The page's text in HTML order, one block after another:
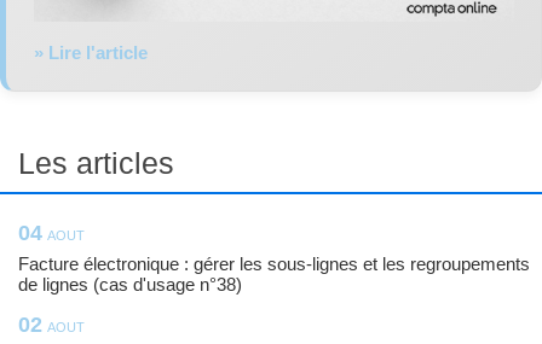
» Lire l'article
Les articles
04 AOUT
Facture électronique : gérer les sous-lignes et les regroupements
de lignes (cas d'usage n°38)
02 AOUT